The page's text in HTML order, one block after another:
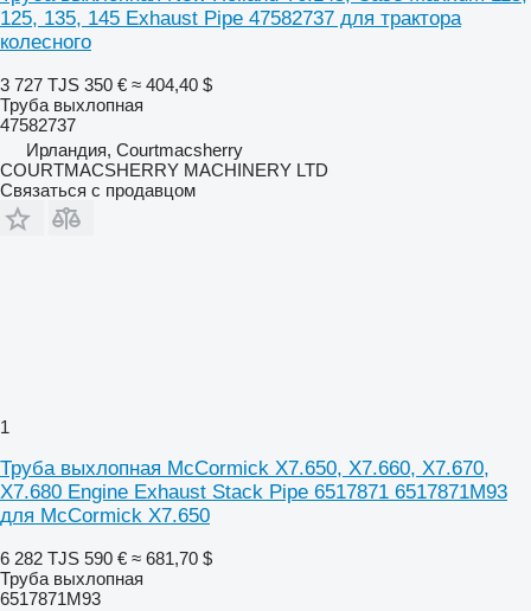
125, 135, 145 Exhaust Pipe 47582737 для трактора
колесного
3 727 TJS 350 € ≈ 404,40 $
Труба выхлопная
47582737
Ирландия, Courtmacsherry
COURTMACSHERRY MACHINERY LTD
Связаться с продавцом
1
Труба выхлопная McCormick X7.650, X7.660, X7.670,
X7.680 Engine Exhaust Stack Pipe 6517871 6517871M93
для McCormick X7.650
6 282 TJS 590 € ≈ 681,70 $
Труба выхлопная
6517871M93